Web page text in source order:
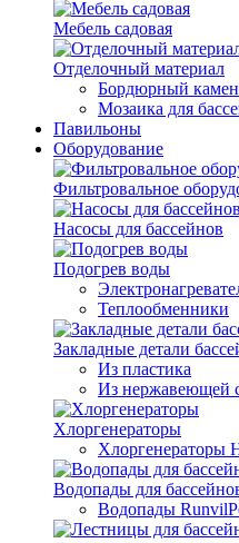
Мебель садовая
Отделочный материал
Бордюрный
Мозаика для
Павильоны
Оборудование
Фильтровальное
Насосы для бассейнов
Подогрев воды
Теплообменники
Закладные детали
Из пластика
Из нержавеющей
Хлоргенераторы
Хлоргенераторы
Водопады для
Водопады